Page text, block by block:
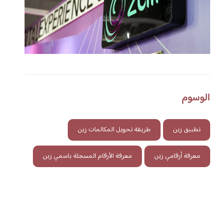
الوسوم
تطبيق زين طريقة تحويل المكالمات زين
معرفة أرقامي زين معرفة الأرقام المسجلة باسمي زين